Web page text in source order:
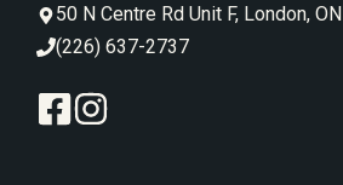
50 N Centre Rd Unit F, London,
(226) 637-2737‬